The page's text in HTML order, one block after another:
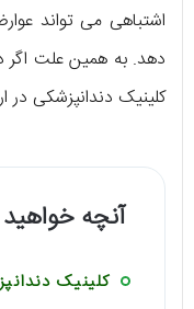
اشتباهی می تواند
دهد. به همین علت اگر
کلینیک دندانپزشکی در
آنچه
کلینیک